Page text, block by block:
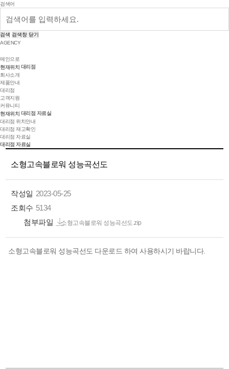
검색어
검색 검색창 닫기
AGENCY
메인으로
현재위치 대리점
회사소개
제품안내
대리점
고객지원
커뮤니티
현재위치 대리점 자료실
대리점 위치안내
대리점 재고확인
대리점 자료실
대리점 자료실
소형고속블로워 성능곡선도
작성일 2023-05-25
조회수 5134
첨부파일
소형고속블로워 성능곡선도.zip
소형고속블로워 성능곡선도 다운로드 하여 사용하시기 바랍니다.